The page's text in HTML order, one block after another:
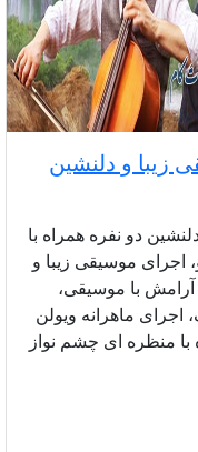
زیبا و دلنشین
دو نفره همراه با
اجرای موسیقی زیبا و
آرامش با موسیقی،
ماهرانه ویولن‌
با منظره ای چشم نواز